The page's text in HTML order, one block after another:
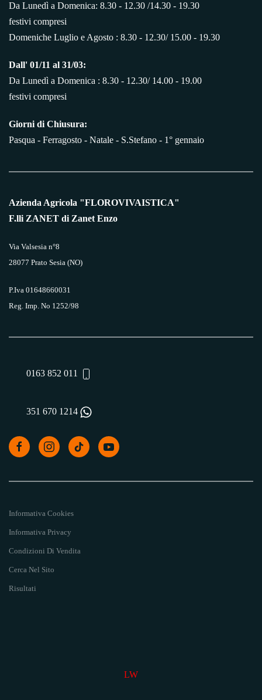
Da Lunedì a Domenica: 8.30 - 12.30 /14.30 - 19.30
festivi compresi
Domeniche Luglio e Agosto : 8.30 - 12.30/ 15.00 - 19.30
Dall' 01/11 al 31/03:
Da Lunedì a Domenica : 8.30 - 12.30/ 14.00 - 19.00
festivi compresi
Giorni di Chiusura:
Pasqua - Ferragosto - Natale - S.Stefano - 1° gennaio
Azienda Agricola "FLOROVIVAISTICA"
F.lli ZANET di Zanet Enzo
Via Valsesia n°8
28077 Prato Sesia (NO)
P.Iva 01648660031
Reg. Imp. No 1252/98
0163 852 011
351 670 1214
Informativa Cookies
Informativa Privacy
Condizioni Di Vendita
Cerca Nel Sito
Risultati
LW